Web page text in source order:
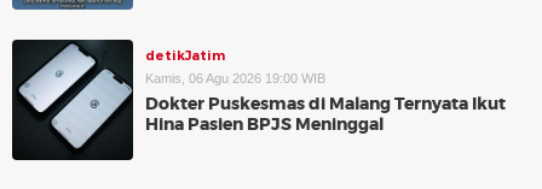
detikJatim
Kamis, 06 Agu 2026 19:00 WIB
Dokter Puskesmas di Malang Ternyata Ikut
Hina Pasien BPJS Meninggal